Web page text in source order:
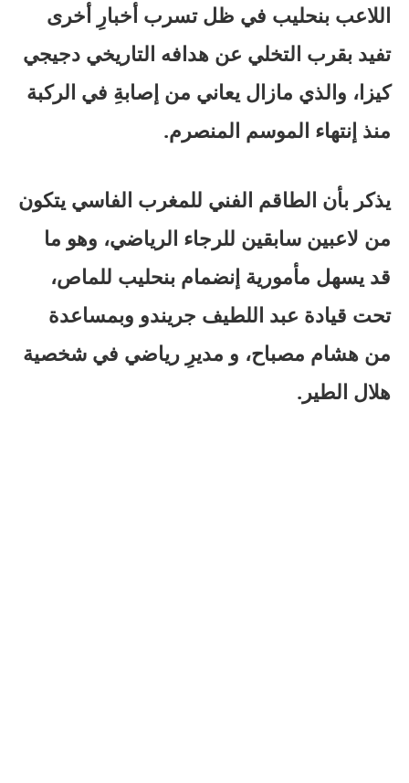
اللاعب بنحليب في ظل تسرب أخبارِ أخرى
تفيد بقرب التخلي عن هدافه التاريخي دجيجي
كيزا، والذي مازال يعاني من إصابةِ في الركبة
منذ إنتهاء الموسم المنصرم.
يذكر بأن الطاقم الفني للمغرب الفاسي يتكون
من لاعبين سابقين للرجاء الرياضي، وهو ما
قد يسهل مأمورية إنضمام بنحليب للماص،
تحت قيادة عبد اللطيف جريندو وبمساعدة
من هشام مصباح، و مديرِ رياضي في شخصية
هلال الطير.